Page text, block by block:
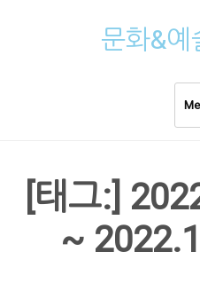
문화&예
[태그:]
~